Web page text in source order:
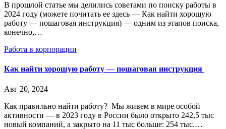
В прошлой статье мы делились советами по поиску работы в
2024 году (можете почитать ее здесь — Как найти хорошую
работу — пошаговая инструкция) — одним из этапов поиска,
конечно,…
Работа в корпорации
Как найти хорошую работу — пошаговая инструкция
Авг 20, 2024
Как правильно найти работу? Мы живем в мире особой
активности — в 2023 году в России было открыто 242,5 тыс
новый компаний, а закрыто на 11 тыс больше: 254 тыс.…